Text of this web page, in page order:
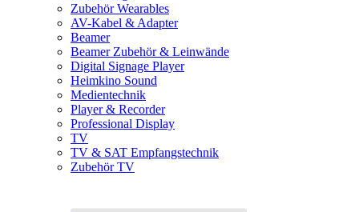
Zubehör Wearables
AV-Kabel & Adapter
Beamer
Beamer Zubehör & Leinwände
Digital Signage Player
Heimkino Sound
Medientechnik
Player & Recorder
Professional Display
TV
TV & SAT Empfangstechnik
Zubehör TV